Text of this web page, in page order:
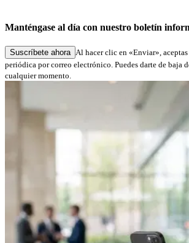
Nos alegra que estés con nosotros: pronto nos
contacto con usted para informarle de noticias
Manténgase al día con nuestro boletín
Suscríbete ahora Al hacer clic en «Enviar»,
periódica por correo electrónico. Puedes darte de baja
cualquier momento.